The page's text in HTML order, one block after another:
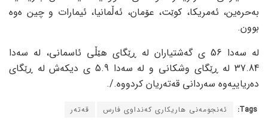
بەحرەین، ئەمریکا، کوێت، عۆمان، ئەڵمانیا، ئیمارات و چین ەوە
بوون.
لە سەدا 56 ی گەشتیاران لە ڕێگای هێڵی ئاسمانی، لە سەدا
37.84 لە ڕێگای وشکانی و لە سەدا 5.9 ی دیکەش لە ڕێگای
دەریاییەوە سەردانی قەتەریان کردووە./.
Tags: ئەنجومەنی هاریکاری کەنداوی فارس قەتەر